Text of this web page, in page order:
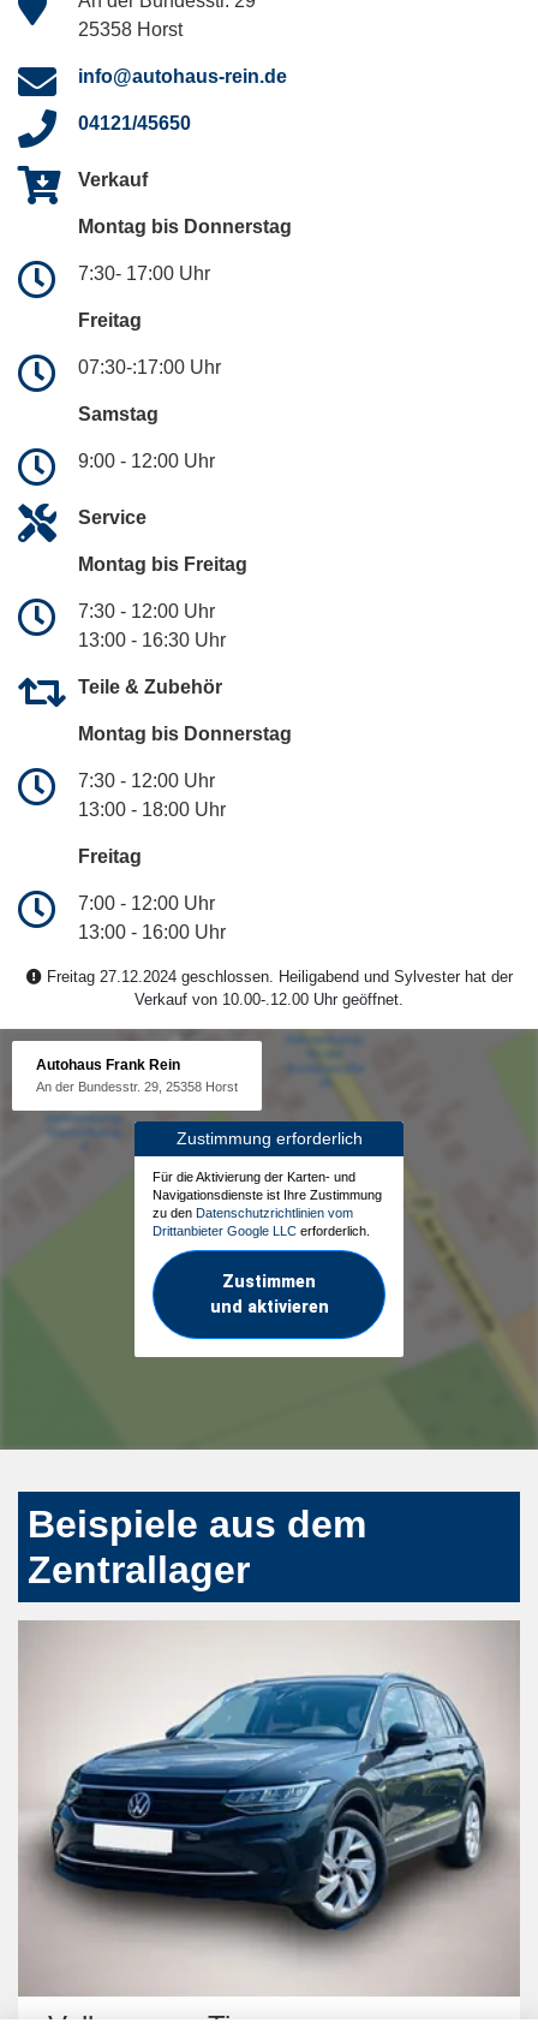
25358 Horst
info@autohaus-rein.de
04121/45650
Verkauf
Montag bis Donnerstag
7:30- 17:00 Uhr
Freitag
07:30-:17:00 Uhr
Samstag
9:00 - 12:00 Uhr
Service
Montag bis Freitag
7:30 - 12:00 Uhr
13:00 - 16:30 Uhr
Teile & Zubehör
Montag bis Donnerstag
7:30 - 12:00 Uhr
13:00 - 18:00 Uhr
Freitag
7:00 - 12:00 Uhr
13:00 - 16:00 Uhr
Freitag 27.12.2024 geschlossen. Heiligabend und Sylvester hat der
Verkauf von 10.00-.12.00 Uhr geöffnet.
Autohaus Frank Rein
An der Bundesstr. 29, 25358 Horst
Zustimmung erforderlich
Für die Aktivierung der Karten- und
Navigationsdienste ist Ihre Zustimmung
zu den Datenschutzrichtlinien vom
Drittanbieter Google LLC erforderlich.
Zustimmen
und aktivieren
Beispiele aus dem
Zentrallager
Volkswagen Tiguan